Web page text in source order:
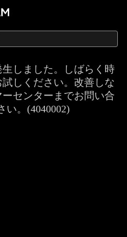
しました。しばらく時
しください。改善しな
センターまでお問い合
い。(4040002)